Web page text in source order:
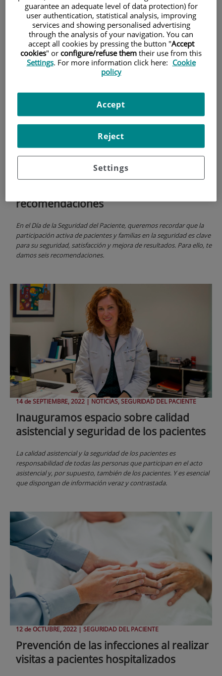
Calidad asistencial
13 deSEPTIEMBRE, 2023 |NOTICIAS
¿Cómo puedes involucrarte en tu
recomendaciones
En el Día de la Seguridad del Paciente, queremos recordar que la
participación activa de pacientes y familias en la seguridad es clave
para su seguridad, satisfacción y mejora de resultados. Para ello, te
damos seis recomendaciones.
14 deSEPTIEMBRE, 2022 | NOTICIAS, SEGURIDAD DEL PACIENTE
Inauguramos espacio sobre calidad
asistencial y seguridad de los pacientes
La calidad asistencial y la seguridad de los pacientes es
responsabilidad de todas las personas que participan en el acto
asistencial y, por supuesto, también de los pacientes. Y es esencial
que dispongan de información veraz y contrastada.
12 deOCTUBRE, 2022 | SEGURIDAD DEL PACIENTE
Prevención de las infecciones al realizar
visitas a pacientes hospitalizados
guarantee an adequate level of data protection) for
user authentication, statistical analysis, improving
services and showing personalised advertising
through the analysis of your navigation. You can
accept all cookies by pressing the button "Accept
cookies" or configure/refuse them their use from this
Settings. For more information click here: Cookie
policy
Settings
Reject
Accept